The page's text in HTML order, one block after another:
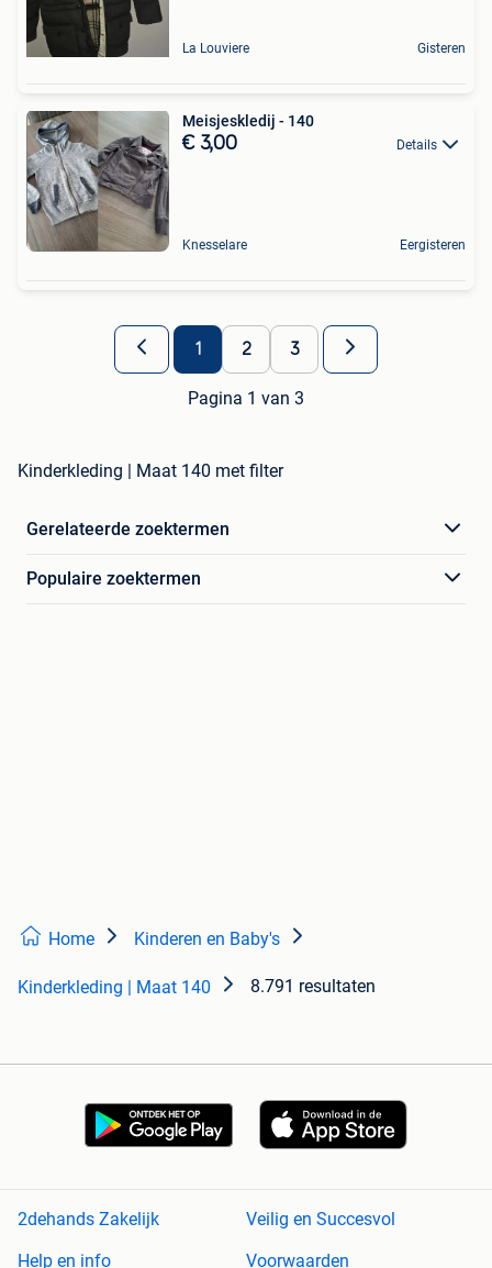
La Louviere Gisteren
Meisjeskledij - 140
€ 3,00 Details
Knesselare Eergisteren
1 2 3
Pagina 1 van 3
Kinderkleding | Maat 140 met filter
Gerelateerde zoektermen
Populaire zoektermen
Home Kinderen en Baby's
Kinderkleding | Maat 140 8.791 resultaten
2dehands Zakelijk
Veilig en Succesvol
Help en info
Voorwaarden